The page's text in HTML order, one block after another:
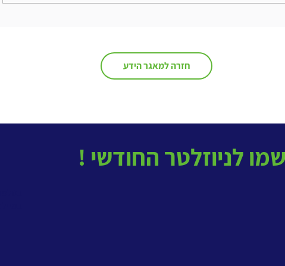
חזרה למאגר הידע